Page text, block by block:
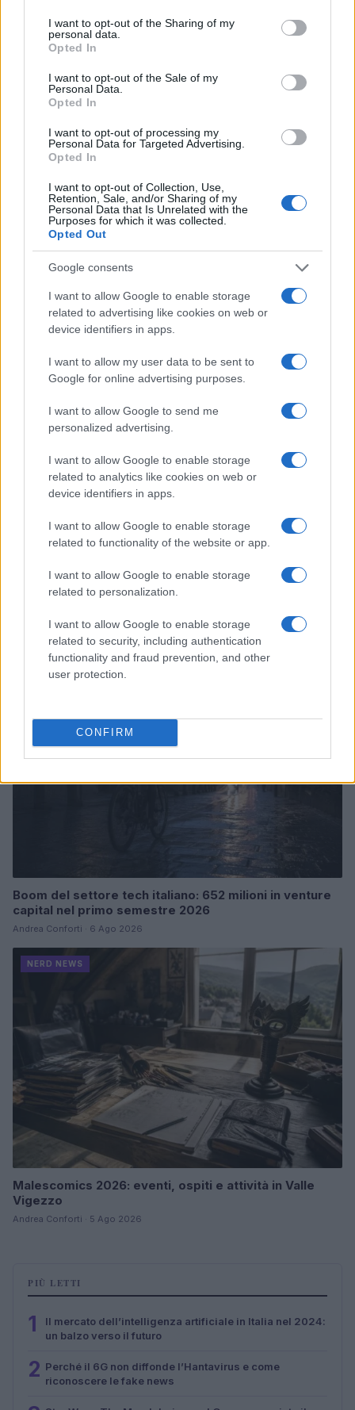
not limited to your visit or usage behaviour. You may click to
grant or deny consent to Google and its third-party tags to
use your data for below specified purposes in below Google
consent section.
I want to opt-out of the Sharing of my
personal data.
Opted In
I want to opt-out of the Sale of my
Personal Data.
Opted In
I want to opt-out of processing my
Personal Data for Targeted Advertising.
Opted In
I want to opt-out of Collection, Use,
Retention, Sale, and/or Sharing of my
Personal Data that Is Unrelated with the
Purposes for which it was collected.
Opted Out
Google consents
I want to allow Google to enable storage
related to advertising like cookies on web or
device identifiers in apps.
I want to allow my user data to be sent to
Google for online advertising purposes.
I want to allow Google to send me
personalized advertising.
I want to allow Google to enable storage
related to analytics like cookies on web or
device identifiers in apps.
I want to allow Google to enable storage
related to functionality of the website or app.
I want to allow Google to enable storage
related to personalization.
I want to allow Google to enable storage
related to security, including authentication
functionality and fraud prevention, and other
user protection.
CONFIRM
NERD NEWS
sull’evento nerd di Perugia
Andrea Conforti · 6 Ago 2026
NERD NEWS
Boom del settore tech italiano: 652 milioni in venture
capital nel primo semestre 2026
Andrea Conforti · 6 Ago 2026
NERD NEWS
Malescomics 2026: eventi, ospiti e attività in Valle
Vigezzo
Andrea Conforti · 5 Ago 2026
PIÙ LETTI
1
Il mercato dell’intelligenza artificiale in Italia nel 2024:
un balzo verso il futuro
2 Perché il 6G non diffonde l’Hantavirus e come
riconoscere le fake news